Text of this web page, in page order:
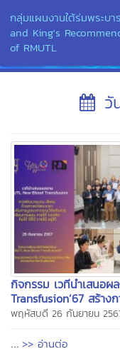
กลุ่มแผนงานใต้ร่มพระบ
and King's
of RMUTL
วั
กิจกรรม เวทีนำเสนอผ
Transfusion’67 สร้าง
พฤหัสบดี 26 กันยายน
... >> อ่านต่อ